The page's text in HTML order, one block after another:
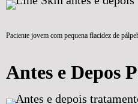
Paciente jovem com pequena flacidez de
Antes e Depos